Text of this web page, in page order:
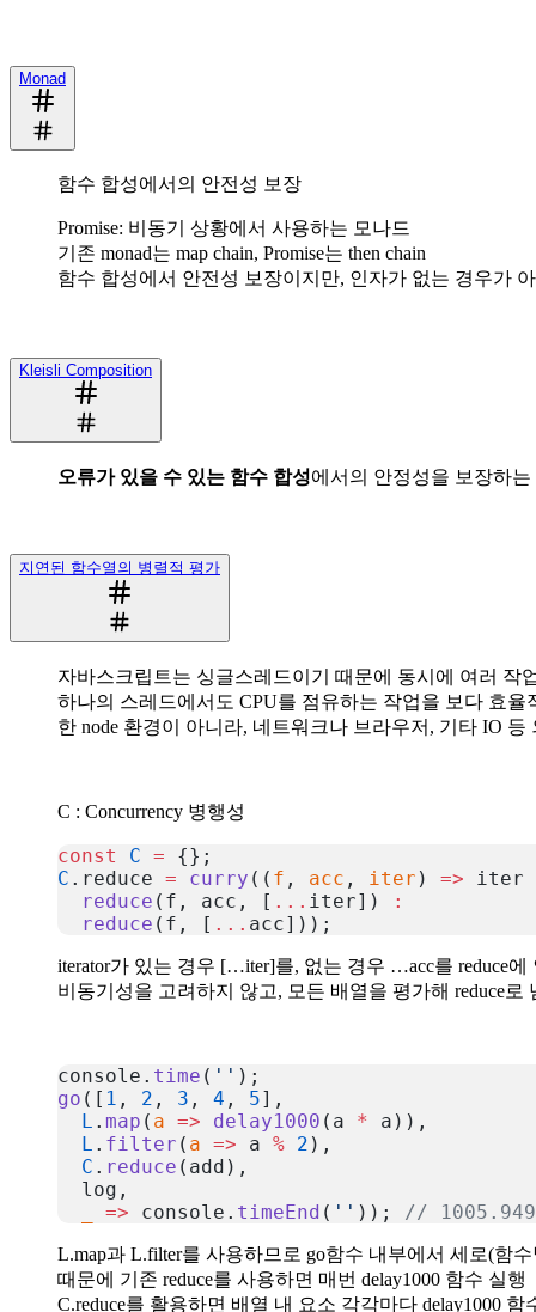
Monad
함수 합성에서의 안전성 보장
Promise: 비동기 상황에서 사용하는 모나드
기존 monad는 map chain, Promise는 then chain
함수 합성에서 안전성 보장이지만, 인자가 없는 경우가
Kleisli Composition
오류가 있을 수 있는 함수 합성에서의 안정성을 보장하
지연된 함수열의 병렬적 평가
자바스크립트는 싱글스레드이기 때문에 동시에 여러 작
하나의 스레드에서도 CPU를 점유하는 작업을 보다 효율
한 node 환경이 아니라, 네트워크나 브라우저, 기타 IO
C : Concurrency 병행성
const C = {};
C .reduce = curry (( f , acc , iter ) => iter
  reduce
(f, acc, [ ... iter])
:
  reduce
(f, [ ... acc]));
iterator가 있는 경우 […iter]를, 없는 경우 …acc를 reduce에
비동기성을 고려하지 않고, 모든 배열을 평가해 reduce로
console. time ( '' );
go ([ 1 , 2 , 3 , 4 , 5],
  L
. map ( a => delay1000 (a *
a)),
  L
. filter ( a => a % 2 ),
  C
. reduce (add),
  log,
=> console. timeEnd ( '' )); //
L.map과 L.filter를 사용하므로 go함수 내부에서 세로(함
때문에 기존 reduce를 사용하면 매번 delay1000 함수 실행
C.reduce를 활용하면 배열 내 요소 각각마다 delay1000